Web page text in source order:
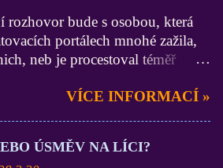
rozhovor bude s osobou, která
portálech mnohé zažila,
neb je procestoval téměř
(zdatnější už jsem asi jen Já
Lidé.cz, BezvaChat.cz a
VÍCE INFORMACÍ »
ÚSMĚV NA LÍCI?